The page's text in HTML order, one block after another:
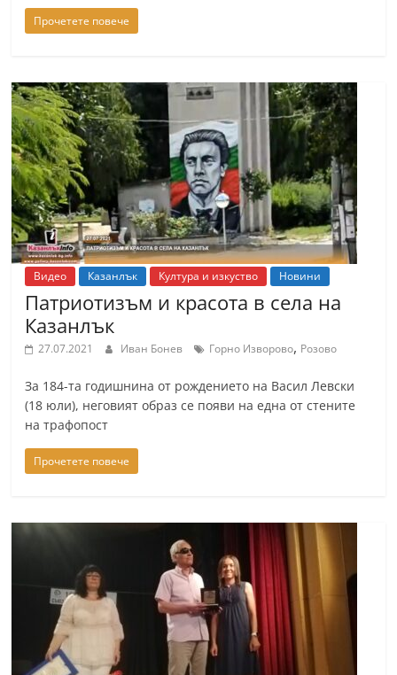
Прочетете повече
Видео Казанлък Култура и изкуство Новини
Патриотизъм и красота в села на
Казанлък
27.07.2021 Иван Бонев Горно Изворово, Розово
За 184-та годишнина от рождението на Васил Левски
(18 юли), неговият образ се появи на една от стените
на трафопост
Прочетете повече